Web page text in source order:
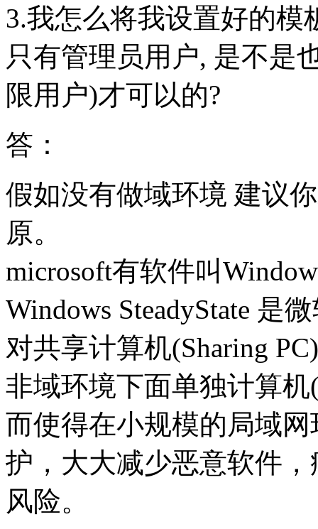
3.我怎么将我设置好的模
只有管理员用户, 是不是
限用户)才可以的?
答：
假如没有做域环境 建议
原。
microsoft有软件叫
Windows SteadyState 是
对共享计算机(Sharing
非域环境下面单独计算机
而使得在小规模的局域
护，大大减少恶意软件
风险。